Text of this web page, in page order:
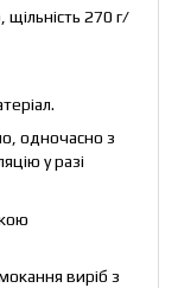
щільність 270 г/
одночасно з
у разі
виріб з